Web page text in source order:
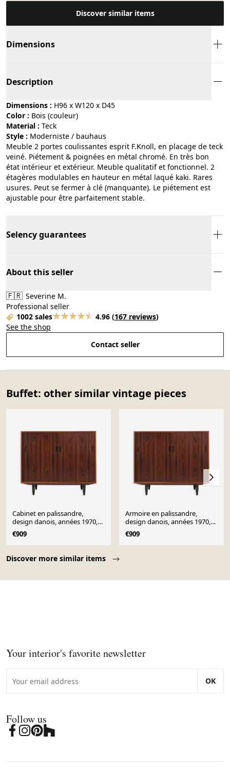
Discover similar items
Dimensions
Description
Dimensions : H96 x W120 x D45
Color :
bois (couleur)
Material :
teck
Style :
moderniste / bauhaus
Meuble 2 portes coulissantes esprit F.Knoll, en placage de teck
veiné. Piétement & poignées en métal chromé. En très bon
état intérieur et extérieur. Meuble qualitatif et fonctionnel. 2
étagères modulables en hauteur en métal laqué kaki. Rares
usures. Peut se fermer à clé (manquante). Le piétement est
ajustable pour être parfaitement stable.
Selency guarantees
About this seller
🇫🇷 Severine M.
Professional seller
1002 sales
4.96 (167 reviews)
See the shop
Contact seller
Buffet: other similar vintage pieces
Discover more similar items
Cabinet en palissandre,
design danois, années 1970,
production : Danemark
€909
Armoire en palissandre,
design danois, années 1970,
production : Danemark
€909
Your interior's favorite newsletter
OK
Follow us